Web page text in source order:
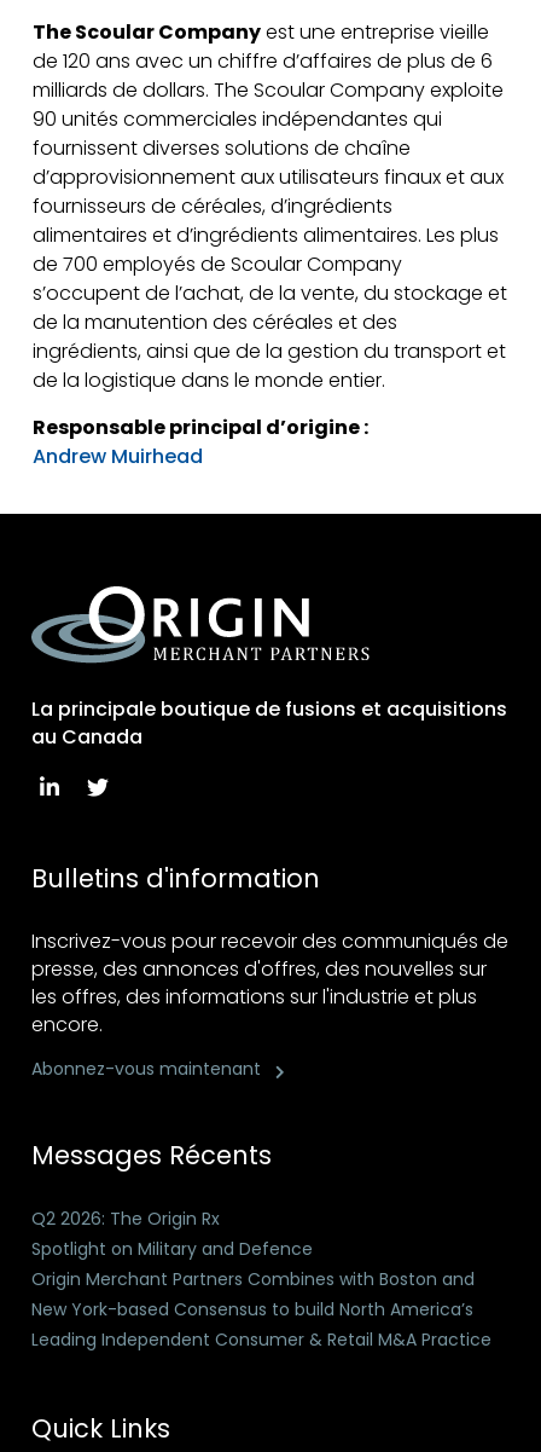
The Scoular Companyest une entreprise vieille
de 120 ans avec un chiffre d’affaires de plus de 6
milliards de dollars. The Scoular Company exploite
90 unités commerciales indépendantes qui
fournissent diverses solutions de chaîne
d’approvisionnement aux utilisateurs finaux et aux
fournisseurs de céréales, d’ingrédients
alimentaires et d’ingrédients alimentaires. Les plus
de 700 employés de Scoular Company
s’occupent de l’achat, de la vente, du stockage et
de la manutention des céréales et des
ingrédients, ainsi que de la gestion du transport et
de la logistique dans le monde entier.
Responsable principal d’origine :
Andrew Muirhead
La principale boutique de fusions et acquisitions
au Canada
Bulletins d'information
Inscrivez-vous pour recevoir des communiqués de
presse, des annonces d'offres, des nouvelles sur
les offres, des informations sur l'industrie et plus
encore.
Abonnez-vous maintenant
Messages Récents
Q2 2026: The Origin Rx
Spotlight on Military and Defence
Origin Merchant Partners Combines with Boston and
New York-based Consensus to build North America’s
Leading Independent Consumer & Retail M&A Practice
Quick Links